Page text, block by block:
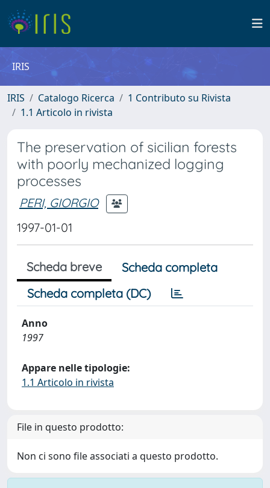
IRIS
IRIS Catalogo Ricerca
1 Contributo su Rivista
1.1 Articolo in rivista
The preservation of sicilian forests
with poorly mechanized logging
processes
PERI, GIORGIO
1997-01-01
Scheda breve
Scheda completa
Scheda completa (DC)
Anno
1997
Appare nelle tipologie:
1.1 Articolo in rivista
File in questo prodotto:
Non ci sono file associati a questo prodotto.